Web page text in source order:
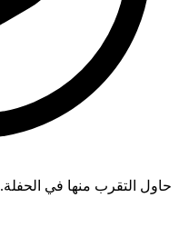
حاول التقرب منها في الحفلة.